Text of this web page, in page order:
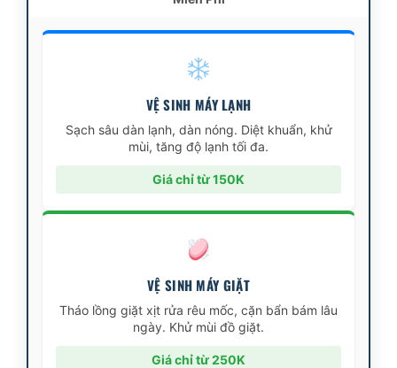
VỆ SINH MÁY LẠNH
Sạch sâu dàn lạnh, dàn nóng. Diệt khuẩn, khử
mùi, tăng độ lạnh tối đa.
Giá chỉ từ 150K
VỆ SINH MÁY GIẶT
Tháo lồng giặt xịt rửa rêu mốc, cặn bẩn bám lâu
ngày. Khử mùi đồ giặt.
Giá chỉ từ 250K